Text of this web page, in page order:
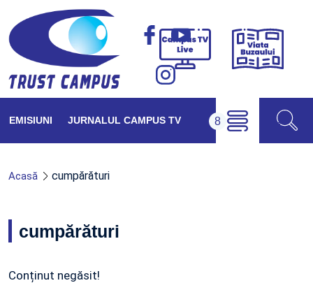
Campus
Viața
EMISIUNI JURNALUL CAMPUS TV
Acasă cumpărături
cumpărături
Conținut negăsit!